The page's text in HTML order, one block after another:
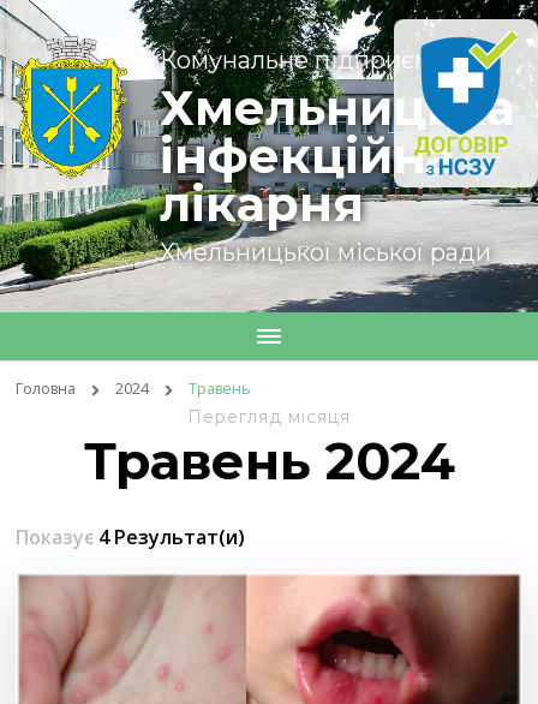
Комунальне підприємство
Хмельницька
інфекційна
лікарня
Хмельницької міської ради
Головна 2024 Травень
Перегляд місяця
Травень 2024
Показує 4 Результат(и)